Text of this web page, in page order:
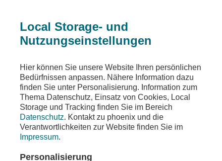
Ein Fehler ist aufgetreten
Die angeforderte Seite wurde nicht gefunden
Die von Ihnen gewünschten Inhalte sind unter der
aufgerufenen Adresse nicht oder auch nicht mehr
vorhanden. Möglicherweise haben Sie einen
veralteten Link oder ein altes Lesezeichen
Local Storage- und
Nutzungseinstellungen
Hier können Sie unsere Website Ihren persönlichen
Bedürfnissen anpassen. Nähere Information dazu
finden Sie unter Personalisierung. Information zum
Thema Datenschutz, Einsatz von Cookies, Local
Storage und Tracking finden Sie im Bereich
Datenschutz. Kontakt zu phoenix und die
Verantwortlichkeiten zur Website finden Sie im
Impressum.
Personalisierung